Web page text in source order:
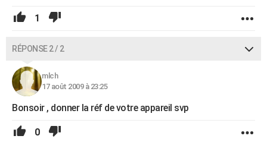
FORUM1
RÉPONSE 2 / 2
mlch
17 août 2009 à 23:25
Bonsoir , donner la réf de votre appareil svp
0